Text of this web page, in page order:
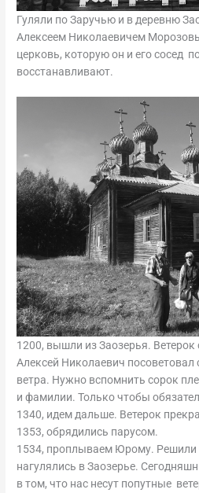
Гуляли по Заручью и в деревню
Алексеем Николаевичем
церковь, которую он и его сосед
восстанавливают.
1200, вышли из Заозерья.
Алексей Николаевич посоветовал
ветра. Нужно вспомнить сорок
и фамилии. Только чтобы
1340, идем дальше. Ветерок
1353, обрядились парусом.
1534, проплываем Юрому. Решили
нагулялись в Заозерье.
в том, что нас несут попутные